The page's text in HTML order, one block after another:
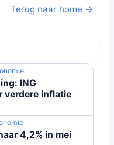
Terug naar home →
ING
verdere inflatie
4,2% in mei